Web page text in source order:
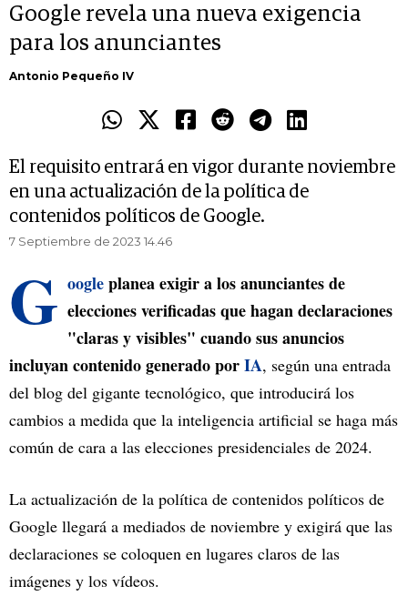
Google revela una nueva exigencia
para los anunciantes
Antonio Pequeño IV
El requisito entrará en vigor durante noviembre
en una actualización de la política de
contenidos políticos de Google.
7 Septiembre de 2023 14.46
G oogleplanea exigir a los anunciantes de
elecciones verificadas que hagan declaraciones
"claras y visibles" cuando sus anuncios
incluyan contenido generado porIA, según una entrada
del blog del gigante tecnológico, que introducirá los
cambios a medida que la inteligencia artificial se haga más
común de cara a las elecciones presidenciales de 2024.
La actualización de la política de contenidos políticos de
Google llegará a mediados de noviembre y exigirá que las
declaraciones se coloquen en lugares claros de las
imágenes y los vídeos.